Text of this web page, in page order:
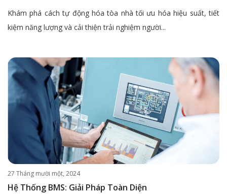
Khám phá cách tự động hóa tòa nhà tối ưu hóa hiệu suất, tiết
kiệm năng lượng và cải thiện trải nghiệm người...
27 Tháng mười một, 2024
Hệ Thống BMS: Giải Pháp Toàn Diện